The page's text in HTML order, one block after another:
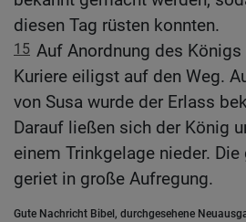
diesen Tag rüsten konnten.
15 Auf Anordnung des
Kuriere eiligst auf den Weg.
von Susa wurde der Erlass
Darauf ließen sich der König
einem Trinkgelage nieder.
geriet in große Aufregung.
Gute Nachricht Bibel, durchgesehene